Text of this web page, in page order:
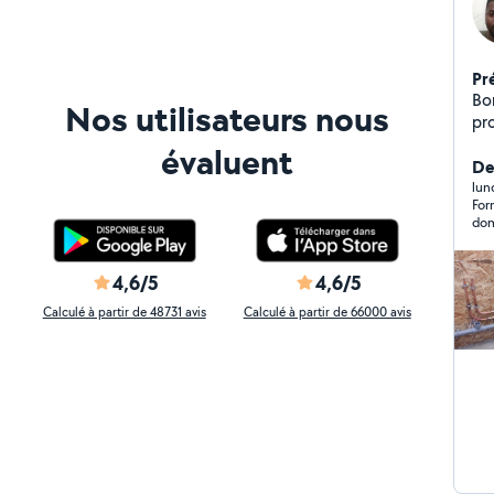
Nos utilisateurs nous
évaluent
4,6/5
Calculé à partir de 48731 avis
4,6/5
Calculé à partir de 66000 avis